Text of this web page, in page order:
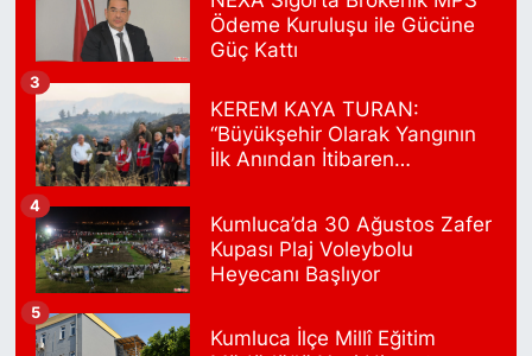
mevki, ECZANELER BÖLGESİ (GÜNEŞ, BULVAR, ÇİĞDEM,
DEVA ECZANELERİ) eski gazi sağlık o
0 (216) 208 59 51
Halıcıoğlu Eczanesi
Halıcıoğlu Mahallesi Tunç Sokak 1 A Çıksalın,Alev Ofluoğlu
Semt Konağı yanı
0 (212) 369 45 49 Yol Tarifi Al
Anka Eczanesi
Acıbadem Mahallesi Acıbadem Caddesi 76 A İŞ BANKASI
KONUTLARINDAN KADIKÖY İSTİKAMETİNE GİDERKEN IŞIKLARI
Ödeme Kuruluşu ile Gücüne
Güç Kattı
KEREM KAYA TURAN:
“Büyükşehir Olarak Yangının
İlk Anından İtibaren
3
Kumluca’da 30 Ağustos Zafer
Kupası Plaj Voleybolu
Heyecanı Başlıyor
4
Kumluca İlçe Millî Eğitim
5